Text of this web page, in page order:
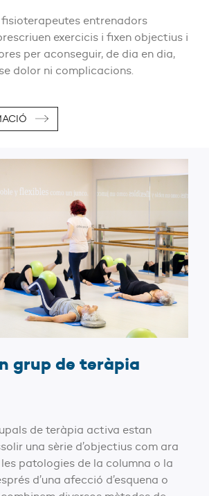
entrenadors
exercicis i fixen objectius i
per aconseguir, de dia en dia,
dolor ni complicacions.
grup de teràpia
de teràpia activa estan
una sèrie d’objectius com ara
patologies de la columna o la
d’una afecció d’esquena o